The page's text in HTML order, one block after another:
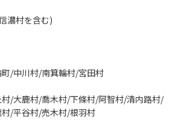
濃村を含む)
/中川村/南箕輪村/宮田村
/大鹿村/喬木村/下條村/阿智村/清内路村/
/平谷村/売木村/根羽村